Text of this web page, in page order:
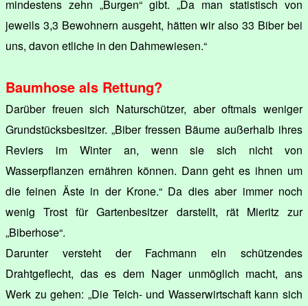
mindestens zehn „Burgen“ gibt. „Da man statistisch von
jeweils 3,3 Bewohnern ausgeht, hätten wir also 33 Biber bei
uns, davon etliche in den Dahmewiesen.“
Baumhose als Rettung?
Darüber freuen sich Naturschützer, aber oftmals weniger
Grundstücksbesitzer. „Biber fressen Bäume außerhalb ihres
Reviers im Winter an, wenn sie sich nicht von
Wasserpflanzen ernähren können. Dann geht es ihnen um
die feinen Äste in der Krone.“ Da dies aber immer noch
wenig Trost für Gartenbesitzer darstellt, rät Mieritz zur
„Biberhose“.
Darunter versteht der Fachmann ein schützendes
Drahtgeflecht, das es dem Nager unmöglich macht, ans
Werk zu gehen: „Die Teich- und Wasserwirtschaft kann sich